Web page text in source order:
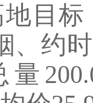
地目
、约
量